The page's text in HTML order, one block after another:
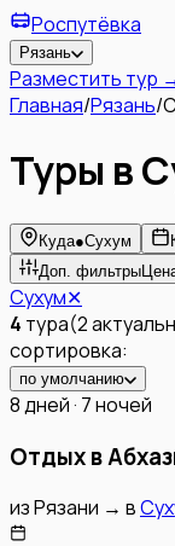
Роспутёвка
Рязань
Разместить тур
Главная/Рязань/
Туры в
Куда●Сухум
Доп. фильтры
Сухум✕
4 тура(2
сортировка:
по умолчанию
8 дней · 7 ночей
Отдых в
изРязани → в